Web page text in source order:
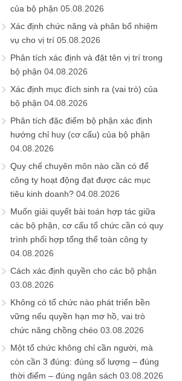
của bộ phận 05.08.2026
Xác định chức năng và phân bổ nhiệm
vụ cho vị trí 05.08.2026
Phân tích xác định và đặt tên vị trí trong
bộ phận 04.08.2026
Xác định mục đích sinh ra (vai trò) của
bộ phận 04.08.2026
Phân tích đặc điểm bộ phận xác định
hướng chỉ huy (cơ cấu) của bộ phận
04.08.2026
Quy chế chuyên môn nào cần có để
công ty hoạt động đạt được các mục
tiêu kinh doanh? 04.08.2026
Muốn giải quyết bài toán hợp tác giữa
các bộ phận, cơ cấu tổ chức cần có quy
trình phối hợp tổng thể toàn công ty
04.08.2026
Cách xác định quyền cho các bộ phận
03.08.2026
Không có tổ chức nào phát triển bền
vững nếu quyền hạn mơ hồ, vai trò
chức năng chồng chéo 03.08.2026
Một tổ chức không chỉ cần người, mà
còn cần 3 đúng: đúng số lượng – đúng
thời điểm – đúng ngân sách 03.08.2026